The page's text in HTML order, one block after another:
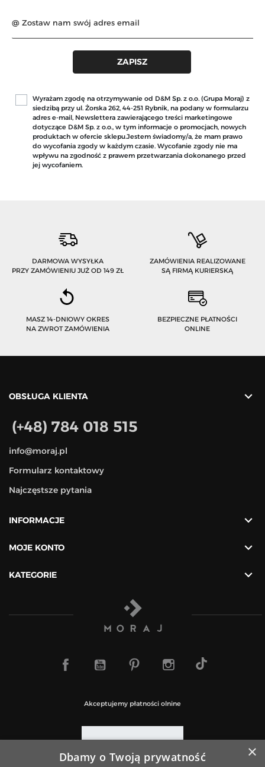
Wyrażam zgodę na otrzymywanie od D&M Sp. z o.o. (Grupa Moraj) z
siedzibą przy ul. Żorska 262, 44-251 Rybnik, na podany w formularzu
adres e-mail, Newslettera zawierającego treści marketingowe
dotyczące D&M Sp. z o.o., w tym informacje o promocjach, nowych
produktach w ofercie sklepu.Jestem świadomy/a, że mam prawo
do wycofania zgody w każdym czasie. Wycofanie zgody nie ma
wpływu na zgodność z prawem przetwarzania dokonanego przed
jej wycofaniem.
DARMOWA WYSYŁKA
PRZY ZAMÓWIENIU JUŻ OD 149 ZŁ
ZAMÓWIENIA REALIZOWANE
SĄ FIRMĄ KURIERSKĄ
MASZ 14-DNIOWY OKRES
NA ZWROT ZAMÓWIENIA
BEZPIECZNE PŁATNOŚCI
ONLINE
OBSŁUGA KLIENTA 
(+48) 784 018 515
info@moraj.pl
Formularz kontaktowy
Najczęstsze pytania
INFORMACJE 
MOJE KONTO 
KATEGORIE 
Akceptujemy płatności olnine
×
Dbamy o Twoją prywatność